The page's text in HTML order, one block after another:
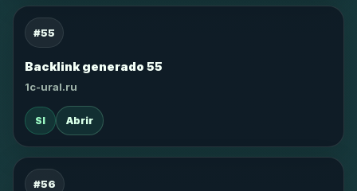
#55
Backlink generado 55
1c-ural.ru
SI Abrir
#56